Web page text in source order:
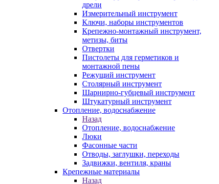
дрели
Измерительный инструмент
Ключи, наборы инструментов
Крепежно-монтажный инструмент,
метизы, биты
Отвертки
Пистолеты для герметиков и
монтажной пены
Режущий инструмент
Столярный инструмент
Шарнирно-губцевый инструмент
Штукатурный инструмент
Отопление, водоснабжение
Назад
Отопление, водоснабжение
Люки
Фасонные части
Отводы, заглушки, переходы
Задвижки, вентиля, краны
Крепежные материалы
Назад